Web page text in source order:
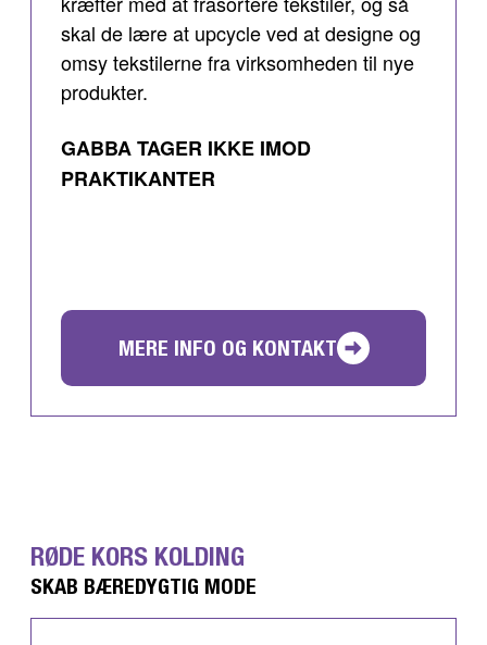
skal de lære at upcycle ved at designe og
omsy tekstilerne fra virksomheden til nye
produkter.
GABBA TAGER IKKE IMOD
PRAKTIKANTER
MERE INFO OG KONTAKT
RØDE KORS KOLDING
SKAB BÆREDYGTIG MODE